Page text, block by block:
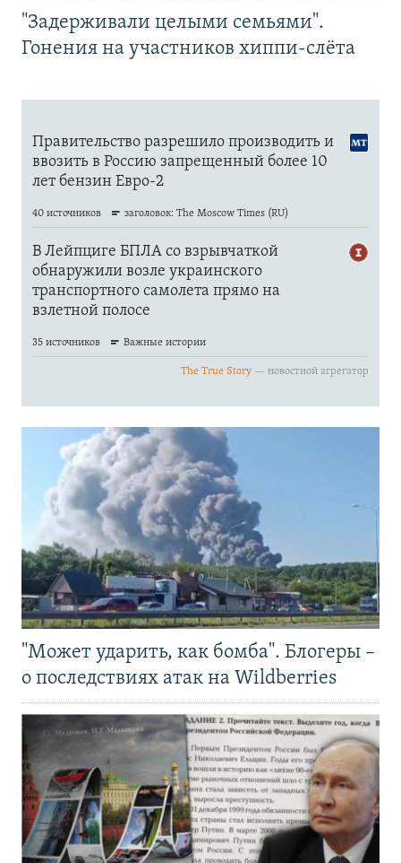
"Задерживали целыми семьями".
Гонения на участников хиппи-слёта
"Может ударить, как бомба". Блогеры –
о последствиях атак на Wildberries